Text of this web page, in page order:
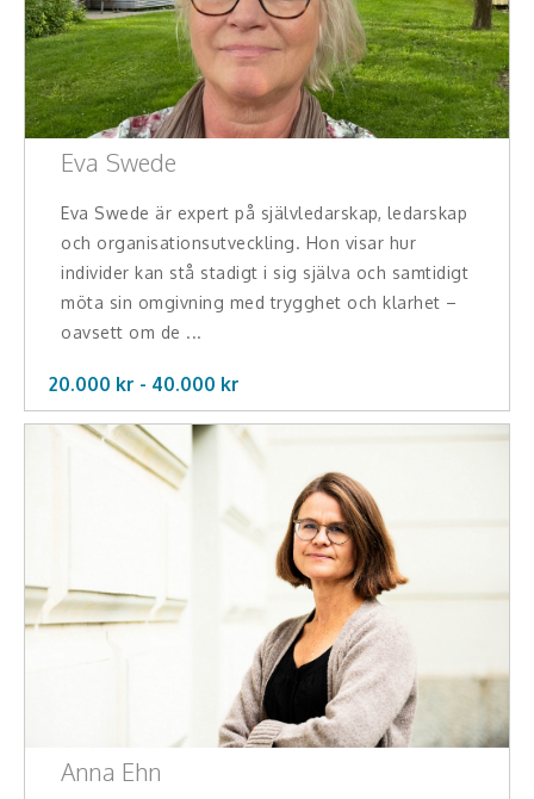
Eva Swede
Eva Swede är expert på självledarskap, ledarskap
och organisationsutveckling. Hon visar hur
individer kan stå stadigt i sig själva och samtidigt
möta sin omgivning med trygghet och klarhet –
oavsett om de ...
20.000 kr - 40.000 kr
Anna Ehn